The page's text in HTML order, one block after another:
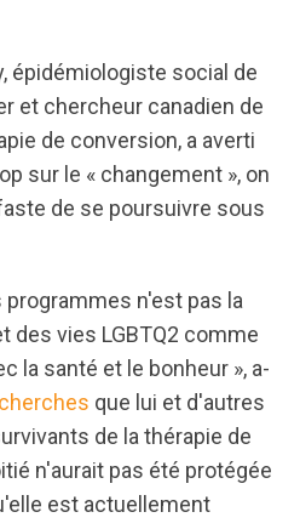
épidémiologiste social de
et chercheur canadien de
de conversion, a averti
sur le « changement », on
de se poursuivre sous
programmes n'est pas la
des vies LGBTQ2 comme
la santé et le bonheur », a-
que lui et d'autres
de la thérapie de
n'aurait pas été protégée
est actuellement